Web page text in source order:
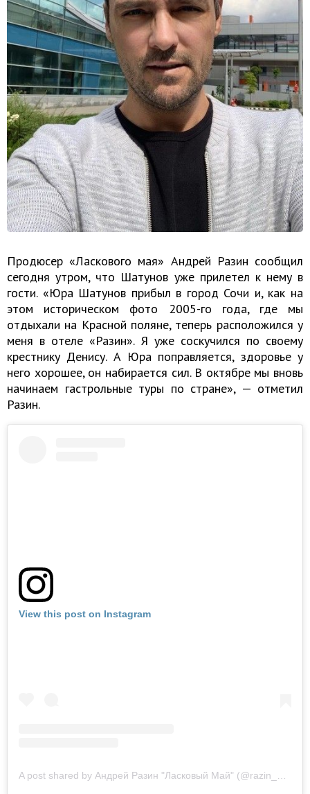
Продюсер «Ласкового мая» Андрей Разин сообщил
сегодня утром, что Шатунов уже прилетел к нему в
гости. «Юра Шатунов прибыл в город Сочи и, как на
этом историческом фото 2005-го года, где мы
отдыхали на Красной поляне, теперь расположился у
меня в отеле «Разин». Я уже соскучился по своему
крестнику Денису. А Юра поправляется, здоровье у
него хорошее, он набирается сил. В октябре мы вновь
начинаем гастрольные туры по стране», — отметил
Разин.
View this post on Instagram